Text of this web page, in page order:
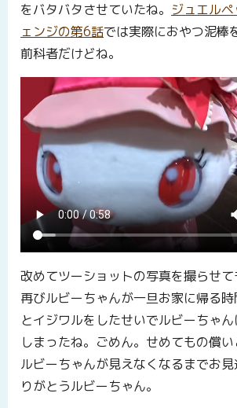
をバタバタさせていたね。 ジュエル
ェンジの第6話では実際におやつ泥棒
前科者だけどね。
改めてツーショットの写真を撮らせて
再びルビーちゃんが一旦お家に帰る
とイジワルをしたせいでルビーちゃ
しまったね。ごめん。せめてもの償い
ルビーちゃんが見えなくなるまでお
りがとうルビーちゃん。